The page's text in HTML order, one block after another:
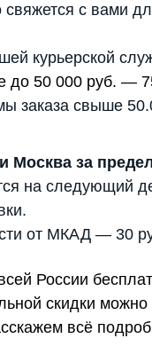
свяжется с вами
курьерской
до 50 000 руб. —
заказа свыше
Москва за
на следующий
от МКАД — 30
России
скидки можно
всё